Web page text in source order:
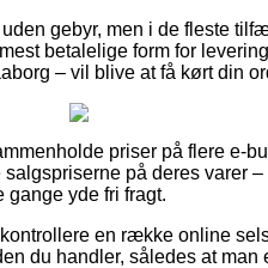
gebyr, men i de fleste
betalelige form for
– vil blive at få kørt din
priser på flere e-
på deres varer
yde fri fragt.
en række online
du handler, således at man